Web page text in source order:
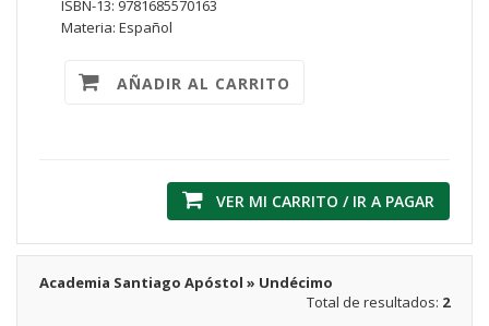
ISBN-13: 9781685570163
Materia: Español
AÑADIR AL CARRITO
VER MI CARRITO / IR A PAGAR
Academia Santiago Apóstol » Undécimo
Total de resultados: 2